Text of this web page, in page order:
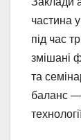
частина
під час
змішані
та
баланс —